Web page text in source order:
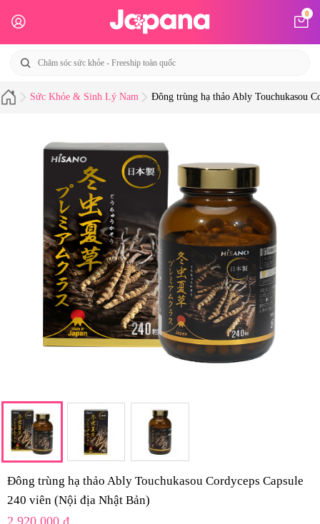
0
Sức Khỏe & Sinh Lý Nam Đông trùng hạ thảo Ably Touchukasou
Đông trùng hạ thảo Ably Touchukasou Cordyceps Capsule
240 viên (Nội địa Nhật Bản)
2.920.000 ₫